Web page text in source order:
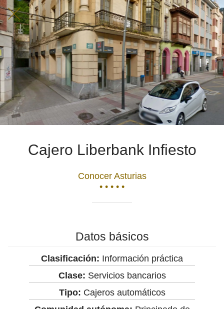
Cajero Liberbank Infiesto
Conocer Asturias
• • • • •
Datos básicos
Clasificación: Información práctica
Clase: Servicios bancarios
Tipo: Cajeros automáticos